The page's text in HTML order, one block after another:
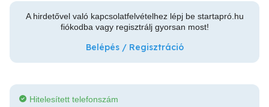
A hirdetővel való kapcsolatfelvételhez lépj be startapró.hu
fiókodba vagy regisztrálj gyorsan most!
Belépés / Regisztráció
Hitelesített telefonszám